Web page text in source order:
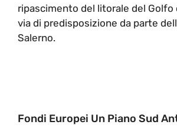
ripascimento del litorale del Golfo
via di predisposizione da parte
Salerno.
Fondi Europei Un Piano Sud